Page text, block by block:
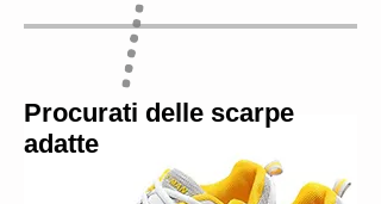
Procurati delle scarpe
adatte